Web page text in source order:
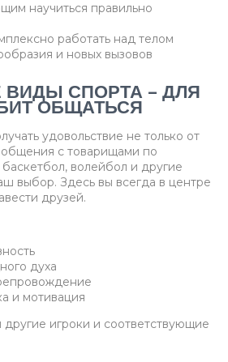
научиться правильно
работать над телом
и новых вызовов
СПОРТА – ДЛЯ
ОБЩАТЬСЯ
удовольствие не только от
с товарищами по
волейбол и другие
выбор. Здесь вы всегда в центре
друзей.
духа
и мотивация
игроки и соответствующие